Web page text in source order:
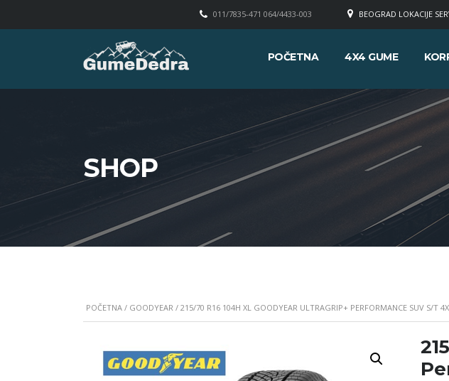
BEOGRAD LOKACIJE
011/7835-471 064/4433-003
POČETNA 4X4 GUME
SHOP
POČETNA / GOODYEAR / 215/70 R16 104H XL GOODYEAR ULTRAGRIP+ PERFORMANCE SUV S/T